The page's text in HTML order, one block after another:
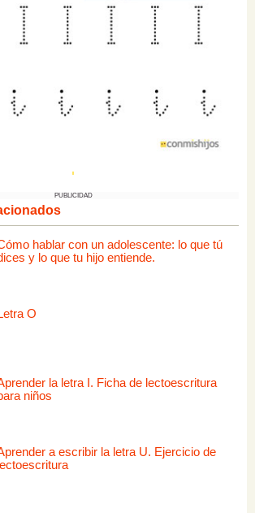
PUBLICIDAD
hablar con un adolescente: lo que tú
y lo que tu hijo entiende.
O
la letra I. Ficha de lectoescritura
niños
a escribir la letra U. Ejercicio de